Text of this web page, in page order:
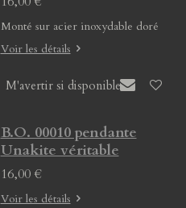
Monté sur acier inoxydable doré
Voir les détails
M'avertir si disponible
B.O. 00010 pendante
Unakite véritable
16,00 €
Voir les détails